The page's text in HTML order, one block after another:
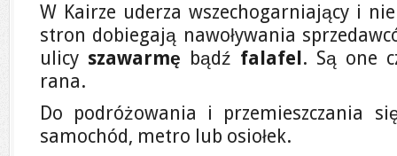
W Kairze uderza wszechogarniający i
stron dobiegają nawoływania
ulicy szawarmę bądź falafel. Są one
rana.
Do podróżowania i przemieszczania
samochód, metro lub osiołek.